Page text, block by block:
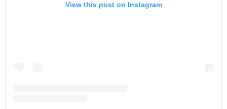
View this post on Instagram